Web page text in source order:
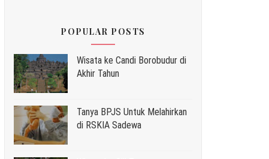
POPULAR POSTS
Wisata ke Candi Borobudur di
Akhir Tahun
Tanya BPJS Untuk Melahirkan
di RSKIA Sadewa